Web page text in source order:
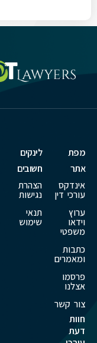
מפת
אתר
אינדקס
עורכי דין
ערוץ
וידאו
משפטי
כתבות
ומאמרים
פרסמו
אצלנו
צור קשר
חוות
דעת
לינקים
חשובים
הצהרת
נגישות
תנאי
שימוש